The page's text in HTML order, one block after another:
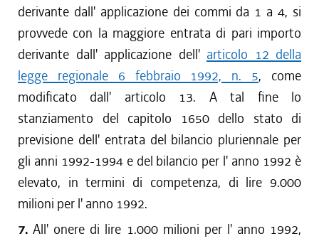
derivante dall' applicazione dei commi da 1 a 4, si
provvede con la maggiore entrata di pari importo
derivante dall' applicazione dell' articolo 12 della
legge regionale 6 febbraio 1992, n. 5, come
modificato dall' articolo 13. A tal fine lo
stanziamento del capitolo 1650 dello stato di
previsione dell' entrata del bilancio pluriennale per
gli anni 1992-1994 e del bilancio per l' anno 1992 è
elevato, in termini di competenza, di lire 9.000
milioni per l' anno 1992.
7. All' onere di lire 1.000 milioni per l' anno 1992,